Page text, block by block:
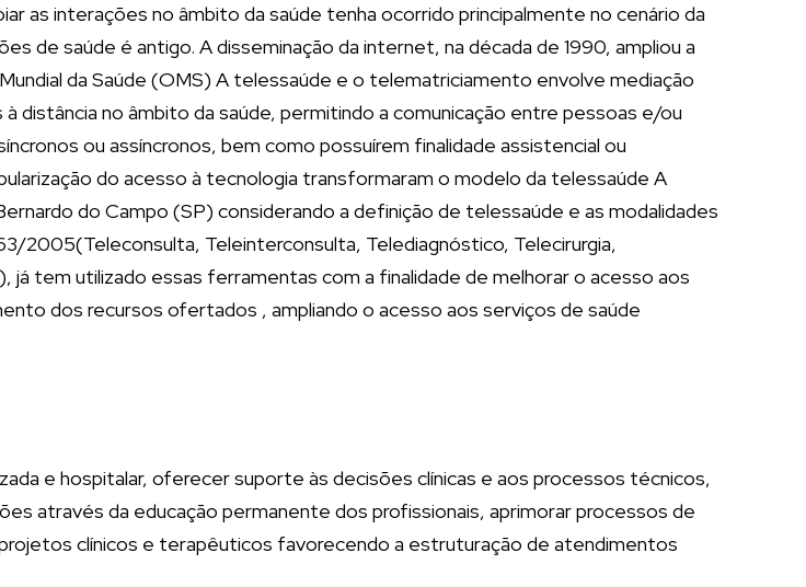
as interações no âmbito da saúde tenha ocorrido principalmente no cenário da
de saúde é antigo. A disseminação da internet, na década de 1990, ampliou a
da Saúde (OMS) A telessaúde e o telematriciamento envolve mediação
distância no âmbito da saúde, permitindo a comunicação entre pessoas e/ou
ou assíncronos, bem como possuírem finalidade assistencial ou
do acesso à tecnologia transformaram o modelo da telessaúde A
do Campo (SP) considerando a definição de telessaúde e as modalidades
2005(Teleconsulta, Teleinterconsulta, Telediagnóstico, Telecirurgia,
tem utilizado essas ferramentas com a finalidade de melhorar o acesso aos
dos recursos ofertados , ampliando o acesso aos serviços de saúde
e hospitalar, oferecer suporte às decisões clínicas e aos processos técnicos,
através da educação permanente dos profissionais, aprimorar processos de
clínicos e terapêuticos favorecendo a estruturação de atendimentos